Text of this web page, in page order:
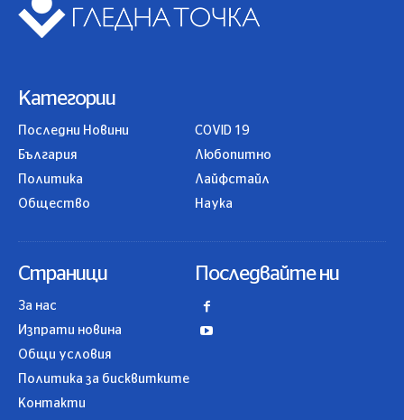
Категории
Последни Новини
България
Политика
Общество
COVID 19
Любопитно
Лайфстайл
Наука
Страници
За нас
Изпрати новина
Общи условия
Политика за бисквитките
Контакти
Последвайте ни